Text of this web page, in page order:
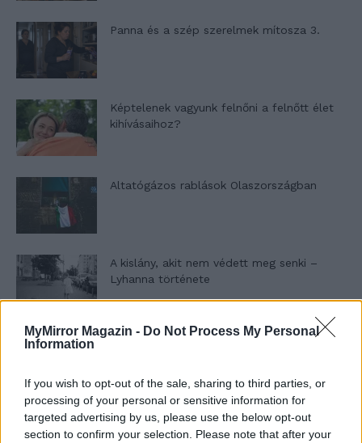
MyMirror Magazin - Do Not Process My Personal
Information
If you wish to opt-out of the sale, sharing to third parties, or
processing of your personal or sensitive information for
targeted advertising by us, please use the below opt-out
section to confirm your selection. Please note that after your
Panna és a szép szerelmek mítosza 3.
Képtelenek vagyunk felnőni a felnőtt élet
kihívásaihoz?
Altatógázos rablások Olaszországban
A kislány, akit nem védett meg senki –
Lyhanna története
T. Barnett: Gyilkosság a Garda-tónál 12.
T. szereti a fiatal lányokat 13. rész